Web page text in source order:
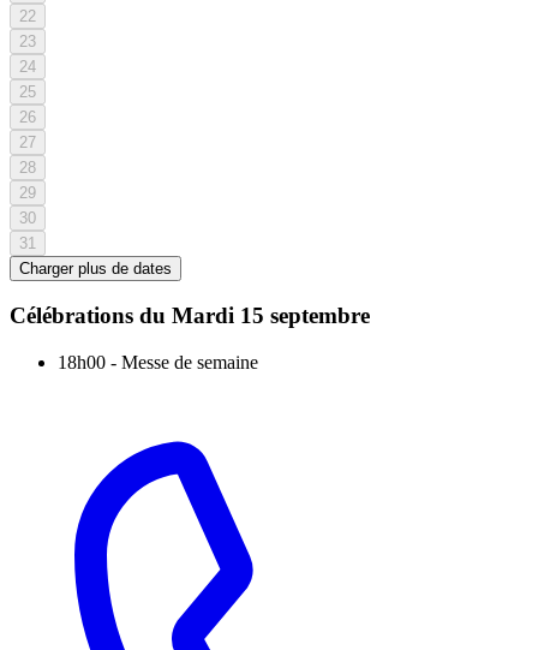
22
23
24
25
26
27
28
29
30
31
Charger plus de dates
Célébrations du Mardi 15 septembre
18h00 - Messe de semaine